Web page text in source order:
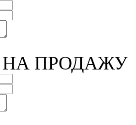
НА ПРОДАЖУ